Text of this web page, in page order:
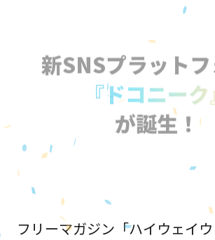
新SNSプラットフ
『ドコニーク
が誕生！
フリーマガジン「ハイウェイ